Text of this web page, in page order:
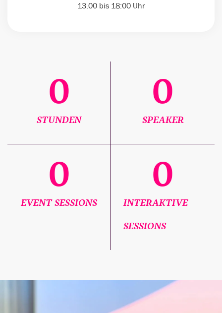
13.00 bis 18:00 Uhr
STUNDEN
0
SPEAKER
0
EVENT SESSIONS
0
INTERAKTIVE
SESSIONS
0